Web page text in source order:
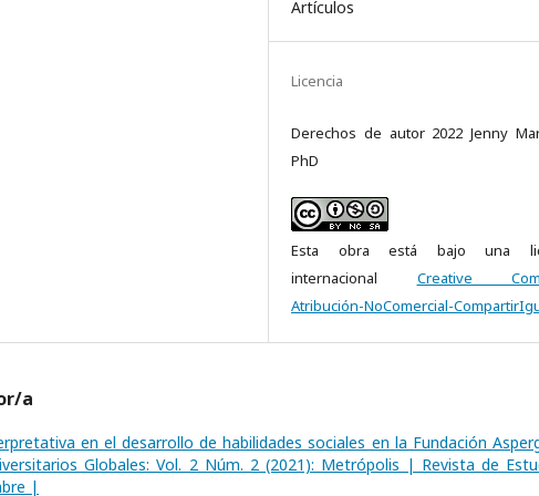
Artículos
Licencia
Derechos de autor 2022 Jenny
PhD
Esta obra está bajo una
internacional Creative
Atribución-NoComercial-
a
en el desarrollo de habilidades sociales en la Fundación
Globales: Vol. 2 Núm. 2 (2021): Metrópolis | Revista de
|